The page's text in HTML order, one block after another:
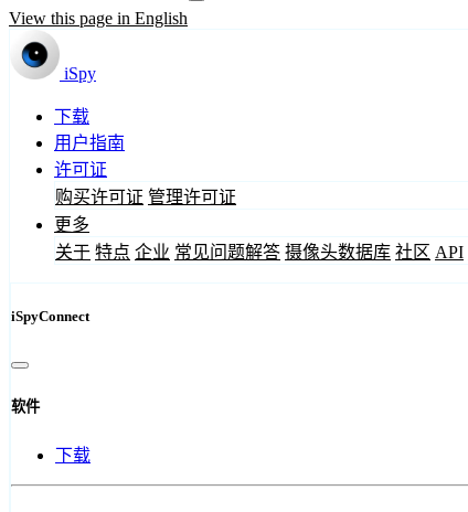
View this page in English
iSpy
下载
用户指南
许可证
购买许可证 管理许可证
更多
关于 特点 企业 常见问题解答 摄像头数据库 社区 API
iSpyConnect
软件
下载